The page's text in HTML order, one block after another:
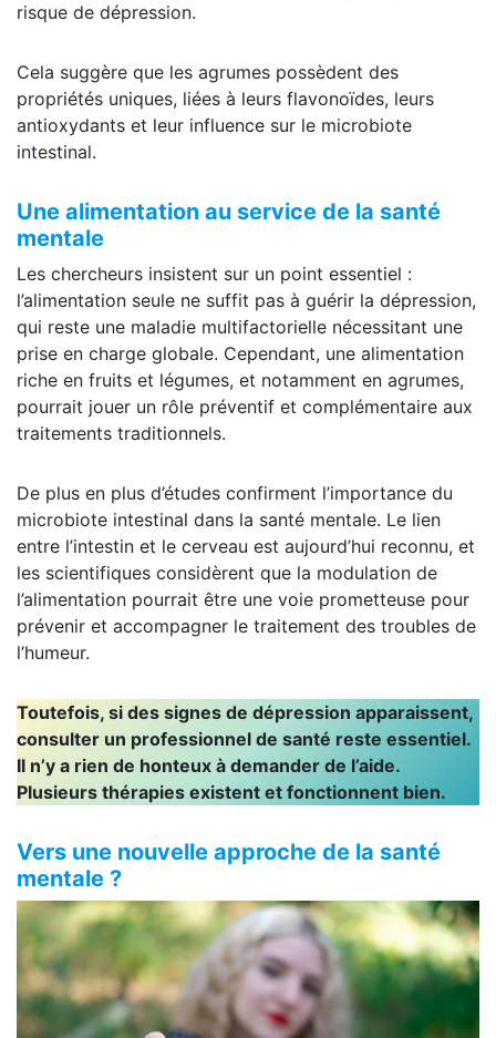
risque de dépression.
Cela suggère que les agrumes possèdent des
propriétés uniques, liées à leurs flavonoïdes, leurs
antioxydants et leur influence sur le microbiote
intestinal.
Une alimentation au service de la santé
mentale
Les chercheurs insistent sur un point essentiel :
l’alimentation seule ne suffit pas à guérir la dépression,
qui reste une maladie multifactorielle nécessitant une
prise en charge globale. Cependant, une alimentation
riche en fruits et légumes, et notamment en agrumes,
pourrait jouer un rôle préventif et complémentaire aux
traitements traditionnels.
De plus en plus d’études confirment l’importance du
microbiote intestinal dans la santé mentale. Le lien
entre l’intestin et le cerveau est aujourd’hui reconnu, et
les scientifiques considèrent que la modulation de
l’alimentation pourrait être une voie prometteuse pour
prévenir et accompagner le traitement des troubles de
l’humeur.
Toutefois, si des signes de dépression apparaissent,
consulter un professionnel de santé reste essentiel.
Il n’y a rien de honteux à demander de l’aide.
Plusieurs thérapies existent et fonctionnent bien.
Vers une nouvelle approche de la santé
mentale ?